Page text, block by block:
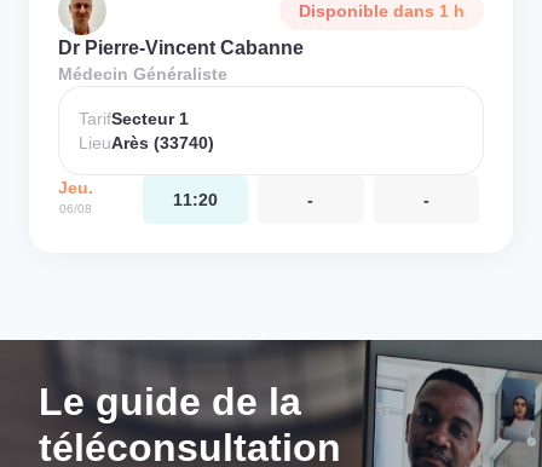
Disponible dans 1 h
Dr Pierre-Vincent Cabanne
Médecin Généraliste
TarifSecteur 1
LieuArès (33740)
Jeu.
06/08 11:20 - -
Le guide de la
téléconsultation